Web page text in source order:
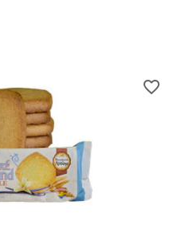
favorite_border